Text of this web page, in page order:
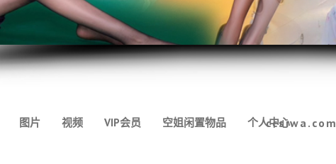
图片 视频 VIP会员 空姐闲置物品 个人中心
ccsiwa.com